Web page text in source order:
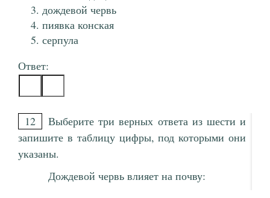
дождевой червь
пиявка конская
серпула
Ответ:
12
Выберите три верных ответа из шести и
запишите в таблицу цифры, под которыми они
указаны.
Дождевой червь влияет на почву: